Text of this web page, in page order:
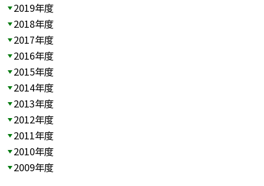
2019年度
2018年度
2017年度
2016年度
2015年度
2014年度
2013年度
2012年度
2011年度
2010年度
2009年度